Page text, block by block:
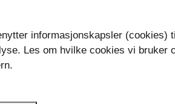
informasjonskapsler (cookies)
Les om hvilke cookies vi bruker